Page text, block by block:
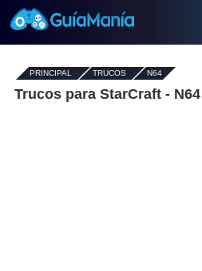
PRINCIPAL - TRUCOS- N64
Trucos para StarCraft - N64